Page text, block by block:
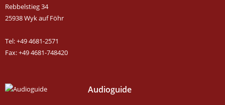
Rebbelstieg 34
25938 Wyk auf Föhr
Tel: +49 4681-2571
Fax: +49 4681-748420
Audioguide